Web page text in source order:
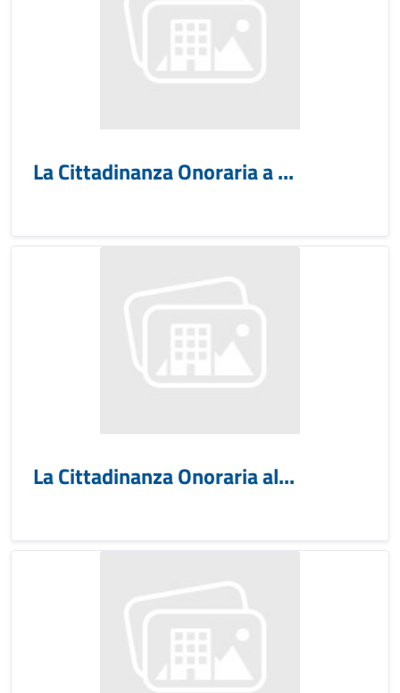
La Cittadinanza Onoraria a ...
La Cittadinanza Onoraria al...